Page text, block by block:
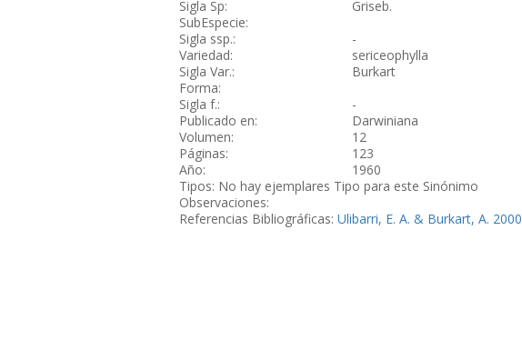
Sigla Sp:
Griseb.
SubEspecie:
Sigla ssp.:
-
Variedad:
sericeophylla
Sigla Var.:
Burkart
Forma:
Sigla f.:
-
Publicado en:
Darwiniana
Volumen:
12
Páginas:
123
Año:
1960
Tipos: No hay ejemplares Tipo para este Sinónimo
Observaciones:
Referencias Bibliográficas: Ulibarri, E. A. & Burkart, A. 2000